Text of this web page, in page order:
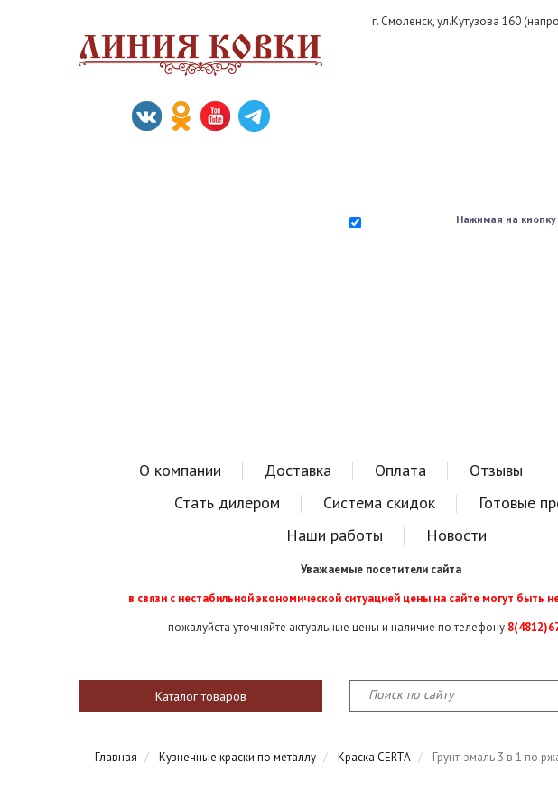
г. Смоленск, ул.Кутузова 160
Нажимая на
О компании Доставка Оплата Отзывы
Стать дилером
Система скидок
Готовые
Наши работы
Новости
Уважаемые посетители сайта
в связи с нестабильной экономической ситуацией цены на сайте могут быть
пожалуйста уточняйте актуальные цены и наличие по телефону
Каталог товаров
Главная Кузнечные краски по металлу Краска CERTA Грунт-эмаль 3 в 1 по